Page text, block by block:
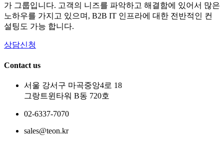
가 그룹입니다. 고객의 니즈를 파악하고 해결함에 있어서 많은
노하우를 가지고 있으며, B2B IT 인프라에 대한 전반적인 컨
설팅도 가능 합니다.
상담신청
Contact us
서울 강서구 마곡중앙4로 18
그랑트윈타워 B동 720호
02-6337-7070
sales@teon.kr